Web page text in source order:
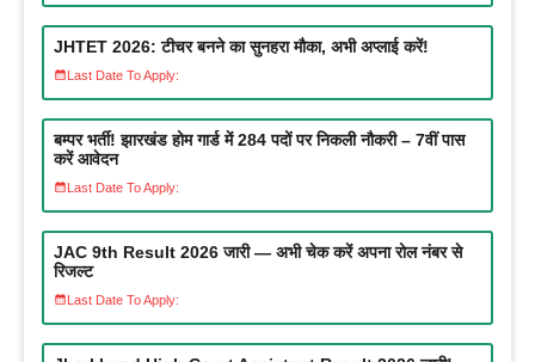
JHTET 2026: टीचर बनने का सुनहरा मौका, अभी अप्लाई करें!
Last Date To Apply:
बम्पर भर्ती! झारखंड होम गार्ड में 284 पदों पर निकली नौकरी – 7वीं पास
करें आवेदन
Last Date To Apply:
JAC 9th Result 2026 जारी — अभी चेक करें अपना रोल नंबर से
रिजल्ट
Last Date To Apply: